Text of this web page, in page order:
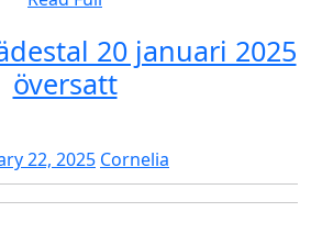
20 januari 2025
översattTrumps
20
januari
2025
22, 2025January
22,
2025
Cornelia